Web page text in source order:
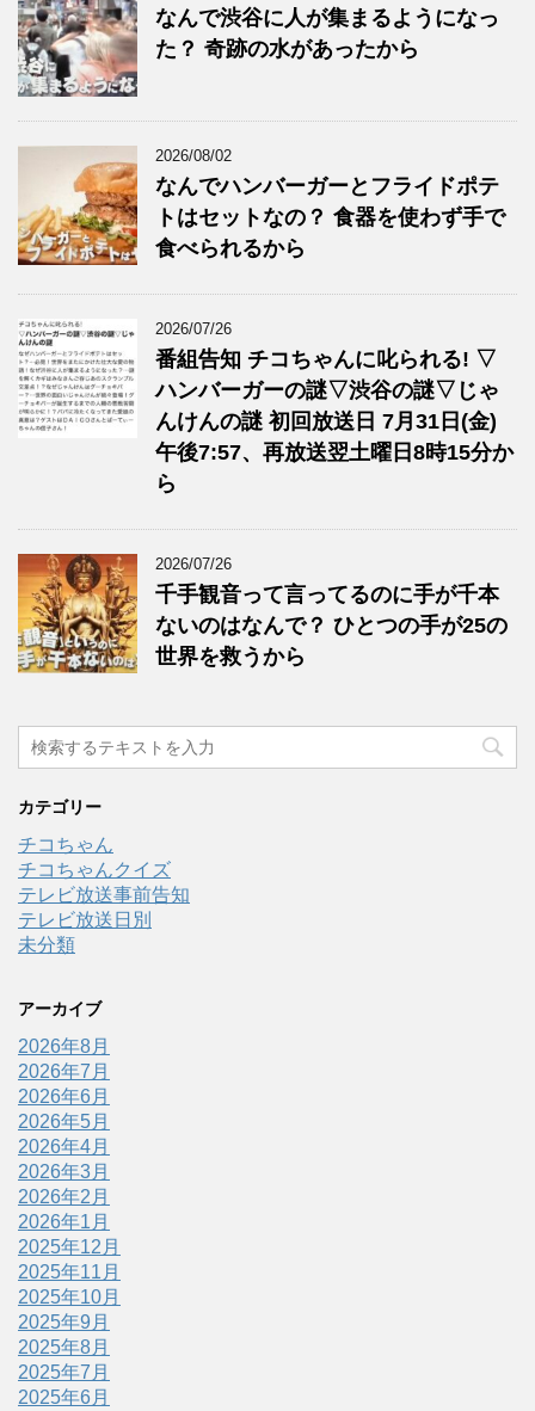
なんで渋谷に人が集まるようになっ
た？ 奇跡の水があったから
2026/08/02
なんでハンバーガーとフライドポテ
トはセットなの？ 食器を使わず手で
食べられるから
2026/07/26
番組告知 チコちゃんに叱られる! ▽
ハンバーガーの謎▽渋谷の謎▽じゃ
んけんの謎 初回放送日 7月31日(金)
午後7:57、再放送翌土曜日8時15分か
ら
2026/07/26
千手観音って言ってるのに手が千本
ないのはなんで？ ひとつの手が25の
世界を救うから
カテゴリー
チコちゃん
チコちゃんクイズ
テレビ放送事前告知
テレビ放送日別
未分類
アーカイブ
2026年8月
2026年7月
2026年6月
2026年5月
2026年4月
2026年3月
2026年2月
2026年1月
2025年12月
2025年11月
2025年10月
2025年9月
2025年8月
2025年7月
2025年6月